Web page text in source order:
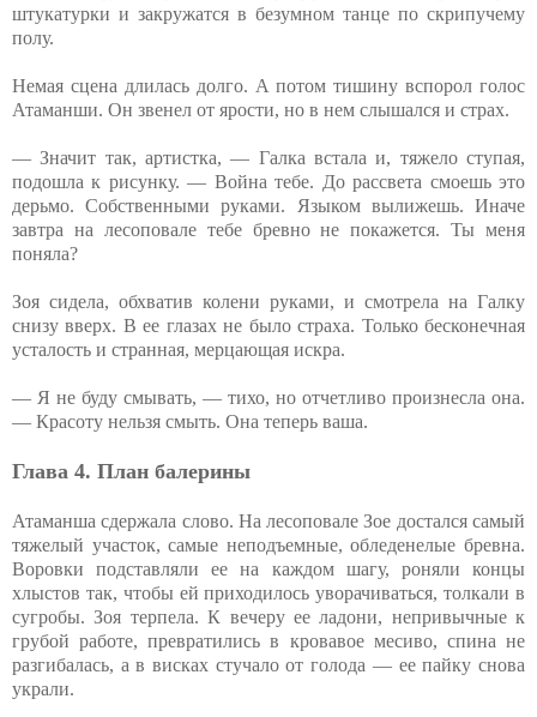
штукатурки и закружатся в безумном танце по скрипучему
полу.
Немая сцена длилась долго. А потом тишину вспорол голос
Атаманши. Он звенел от ярости, но в нем слышался и страх.
— Значит так, артистка, — Галка встала и, тяжело ступая,
подошла к рисунку. — Война тебе. До рассвета смоешь это
дерьмо. Собственными руками. Языком вылижешь. Иначе
завтра на лесоповале тебе бревно не покажется. Ты меня
поняла?
Зоя сидела, обхватив колени руками, и смотрела на Галку
снизу вверх. В ее глазах не было страха. Только бесконечная
усталость и странная, мерцающая искра.
— Я не буду смывать, — тихо, но отчетливо произнесла она.
— Красоту нельзя смыть. Она теперь ваша.
Глава 4. План балерины
Атаманша сдержала слово. На лесоповале Зое достался самый
тяжелый участок, самые неподъемные, обледенелые бревна.
Воровки подставляли ее на каждом шагу, роняли концы
хлыстов так, чтобы ей приходилось уворачиваться, толкали в
сугробы. Зоя терпела. К вечеру ее ладони, непривычные к
грубой работе, превратились в кровавое месиво, спина не
разгибалась, а в висках стучало от голода — ее пайку снова
украли.